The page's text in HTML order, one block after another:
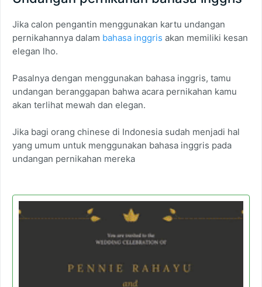
Jika calon pengantin menggunakan kartu undangan
pernikahannya dalam bahasa inggris akan memiliki kesan
elegan lho.
Pasalnya dengan menggunakan bahasa inggris, tamu
undangan beranggapan bahwa acara pernikahan kamu
akan terlihat mewah dan elegan.
Jika bagi orang chinese di Indonesia sudah menjadi hal
yang umum untuk menggunakan bahasa inggris pada
undangan pernikahan mereka